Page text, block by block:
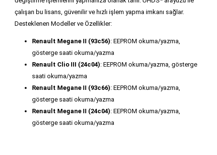
çalışan bu lisans, güvenilir ve hızlı işlem yapma imkanı sağlar.
Desteklenen Modeller ve Özellikler:
Renault Megane II (93c56): EEPROM okuma/yazma,
gösterge saati okuma/yazma
Renault Clio III (24c04): EEPROM okuma/yazma, gösterge
saati okuma/yazma
Renault Megane II (93c66): EEPROM okuma/yazma,
gösterge saati okuma/yazma
Renault Megane II (24c04): EEPROM okuma/yazma,
gösterge saati okuma/yazma